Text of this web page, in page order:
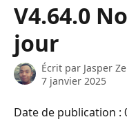
V4.64.0
jour
Écrit par Jasper
7 janvier 2025
Date de publication :